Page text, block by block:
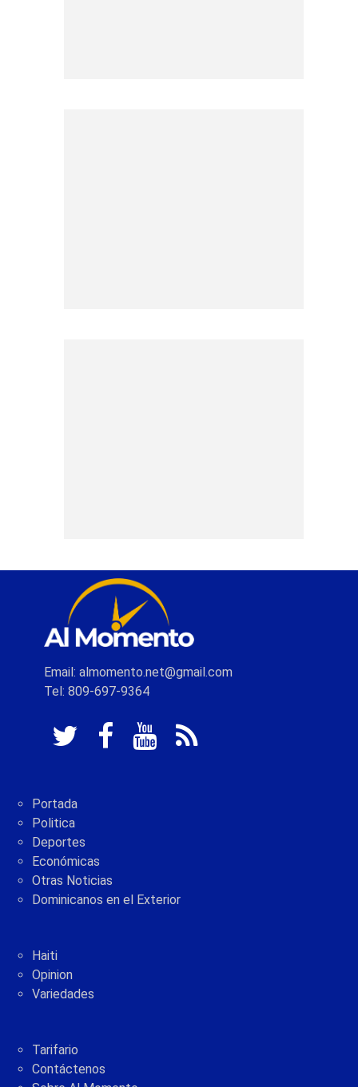
Email: almomento.net@gmail.com
Tel: 809-697-9364
Portada
Politica
Deportes
Económicas
Otras Noticias
Dominicanos en el Exterior
Haiti
Opinion
Variedades
Tarifario
Contáctenos